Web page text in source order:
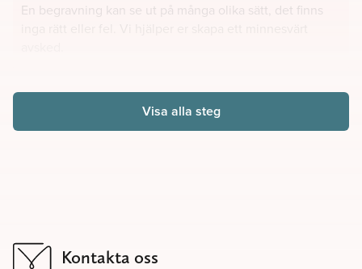
En begravning kan se ut på många olika sätt, det finns
Visa alla steg
Kontakta oss